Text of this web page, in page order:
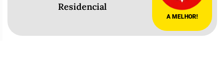
Residencial
A MELHOR!